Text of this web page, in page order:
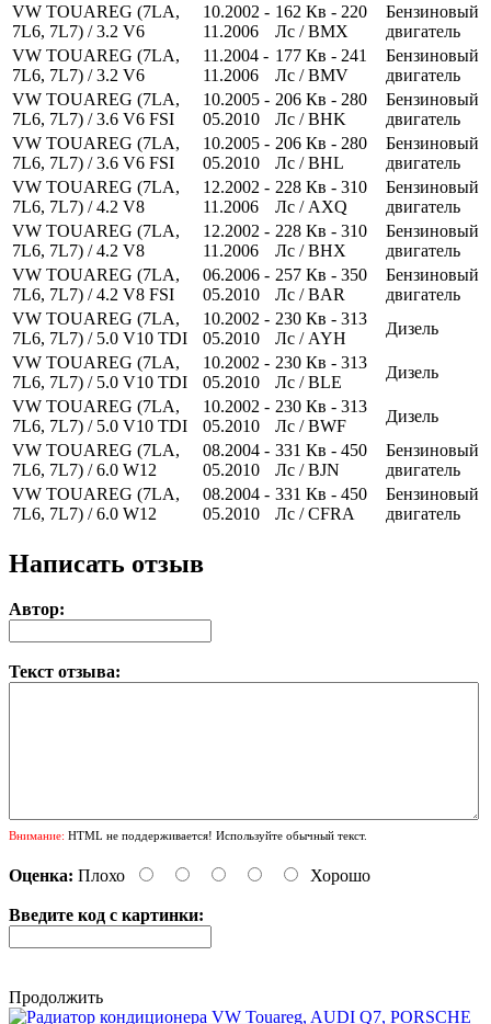
VW TOUAREG (7LA,
7L6, 7L7) / 3.2 V6
10.2002 -
11.2006
162 Кв - 220
Лс / BMX
Бензиновый
двигатель
VW TOUAREG (7LA,
7L6, 7L7) / 3.2 V6
11.2004 -
11.2006
177 Кв - 241
Лс / BMV
Бензиновый
двигатель
VW TOUAREG (7LA,
7L6, 7L7) / 3.6 V6 FSI
10.2005 -
05.2010
206 Кв - 280
Лс / BHK
Бензиновый
двигатель
VW TOUAREG (7LA,
7L6, 7L7) / 3.6 V6 FSI
10.2005 -
05.2010
206 Кв - 280
Лс / BHL
Бензиновый
двигатель
VW TOUAREG (7LA,
7L6, 7L7) / 4.2 V8
12.2002 -
11.2006
228 Кв - 310
Лс / AXQ
Бензиновый
двигатель
VW TOUAREG (7LA,
7L6, 7L7) / 4.2 V8
12.2002 -
11.2006
228 Кв - 310
Лс / BHX
Бензиновый
двигатель
VW TOUAREG (7LA,
7L6, 7L7) / 4.2 V8 FSI
06.2006 -
05.2010
257 Кв - 350
Лс / BAR
Бензиновый
двигатель
VW TOUAREG (7LA,
7L6, 7L7) / 5.0 V10 TDI
10.2002 -
05.2010
230 Кв - 313
Лс / AYH
Дизель
VW TOUAREG (7LA,
7L6, 7L7) / 5.0 V10 TDI
10.2002 -
05.2010
230 Кв - 313
Лс / BLE
Дизель
VW TOUAREG (7LA,
7L6, 7L7) / 5.0 V10 TDI
10.2002 -
05.2010
230 Кв - 313
Лс / BWF
Дизель
VW TOUAREG (7LA,
7L6, 7L7) / 6.0 W12
08.2004 -
05.2010
331 Кв - 450
Лс / BJN
Бензиновый
двигатель
VW TOUAREG (7LA,
7L6, 7L7) / 6.0 W12
08.2004 -
05.2010
331 Кв - 450
Лс / CFRA
Бензиновый
двигатель
Написать отзыв
Автор:
Текст отзыва:
Внимание: HTML не поддерживается! Используйте обычный текст.
Оценка: Плохо Хорошо
Введите код с картинки:
Продолжить